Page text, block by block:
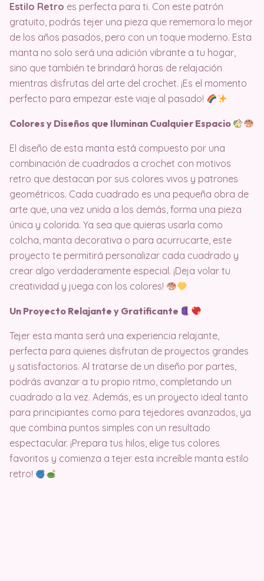
Estilo Retro es perfecta para ti. Con este patrón
gratuito, podrás tejer una pieza que rememora lo mejor
de los años pasados, pero con un toque moderno. Esta
manta no solo será una adición vibrante a tu hogar,
sino que también te brindará horas de relajación
mientras disfrutas del arte del crochet. ¡Es el momento
perfecto para empezar este viaje al pasado!
Colores y Diseños que Iluminan Cualquier Espacio
El diseño de esta manta está compuesto por una
combinación de cuadrados a crochet con motivos
retro que destacan por sus colores vivos y patrones
geométricos. Cada cuadrado es una pequeña obra de
arte que, una vez unida a los demás, forma una pieza
única y colorida. Ya sea que quieras usarla como
colcha, manta decorativa o para acurrucarte, este
proyecto te permitirá personalizar cada cuadrado y
crear algo verdaderamente especial. ¡Deja volar tu
creatividad y juega con los colores!
Un Proyecto Relajante y Gratificante
Tejer esta manta será una experiencia relajante,
perfecta para quienes disfrutan de proyectos grandes
y satisfactorios. Al tratarse de un diseño por partes,
podrás avanzar a tu propio ritmo, completando un
cuadrado a la vez. Además, es un proyecto ideal tanto
para principiantes como para tejedores avanzados, ya
que combina puntos simples con un resultado
espectacular. ¡Prepara tus hilos, elige tus colores
favoritos y comienza a tejer esta increíble manta estilo
retro!